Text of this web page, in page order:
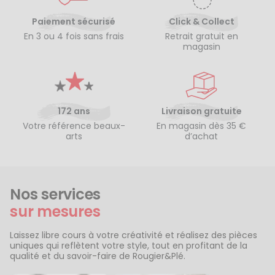
Paiement sécurisé
En 3 ou 4 fois sans frais
Click & Collect
Retrait gratuit en
magasin
172 ans
Votre référence beaux-
arts
Livraison gratuite
En magasin dès 35 €
d’achat
Nos services
sur mesures
Laissez libre cours à votre créativité et réalisez des pièces
uniques qui reflètent votre style, tout en profitant de la
qualité et du savoir-faire de Rougier&Plé.